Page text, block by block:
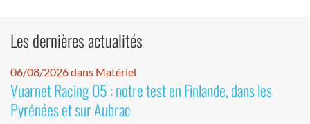
Les dernières actualités
06/08/2026 dans Matériel
Vuarnet Racing 05 : notre test en Finlande, dans les
Pyrénées et sur Aubrac